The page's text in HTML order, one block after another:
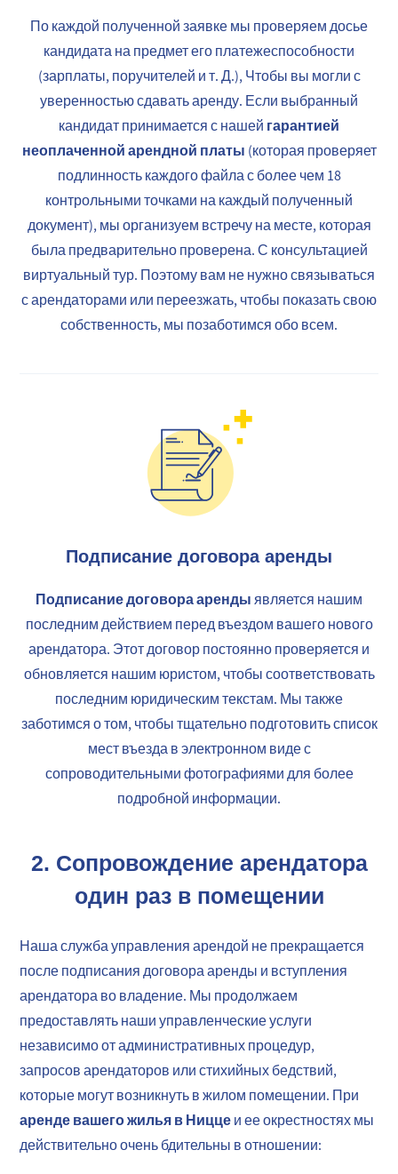
По каждой полученной заявке мы проверяем досье
кандидата на предмет его платежеспособности
(зарплаты, поручителей и т. Д.), Чтобы вы могли с
уверенностью сдавать аренду. Если выбранный
кандидат принимается с нашей гарантией
неоплаченной арендной платы (которая проверяет
подлинность каждого файла с более чем 18
контрольными точками на каждый полученный
документ), мы организуем встречу на месте, которая
была предварительно проверена. С консультацией
виртуальный тур. Поэтому вам не нужно связываться
с арендаторами или переезжать, чтобы показать свою
собственность, мы позаботимся обо всем.
Подписание договора аренды
Подписание договора аренды является нашим
последним действием перед въездом вашего нового
арендатора. Этот договор постоянно проверяется и
обновляется нашим юристом, чтобы соответствовать
последним юридическим текстам. Мы также
заботимся о том, чтобы тщательно подготовить список
мест въезда в электронном виде с
сопроводительными фотографиями для более
подробной информации.
2. Сопровождение арендатора
один раз в помещении
Наша служба управления арендой не прекращается
после подписания договора аренды и вступления
арендатора во владение. Мы продолжаем
предоставлять наши управленческие услуги
независимо от административных процедур,
запросов арендаторов или стихийных бедствий,
которые могут возникнуть в жилом помещении. При
аренде вашего жилья в Ницце и ее окрестностях мы
действительно очень бдительны в отношении: